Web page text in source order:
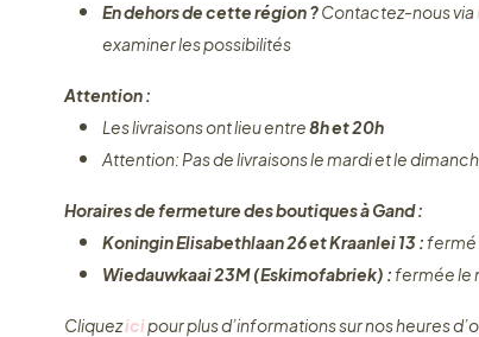
En dehors de cette région ?Contactez-nous via
examiner les possibilités
Attention :
Les livraisons ont lieu entre8h et 20h
Attention: Pas de livraisons le mardi et le
Horaires de fermeture des boutiques à Gand :
Koningin Elisabethlaan 26 et Kraanlei 13 :fermé
Wiedauwkaai 23M (Eskimofabriek) :fermée le
Cliquez ​icipour plus d’informations sur nos heures